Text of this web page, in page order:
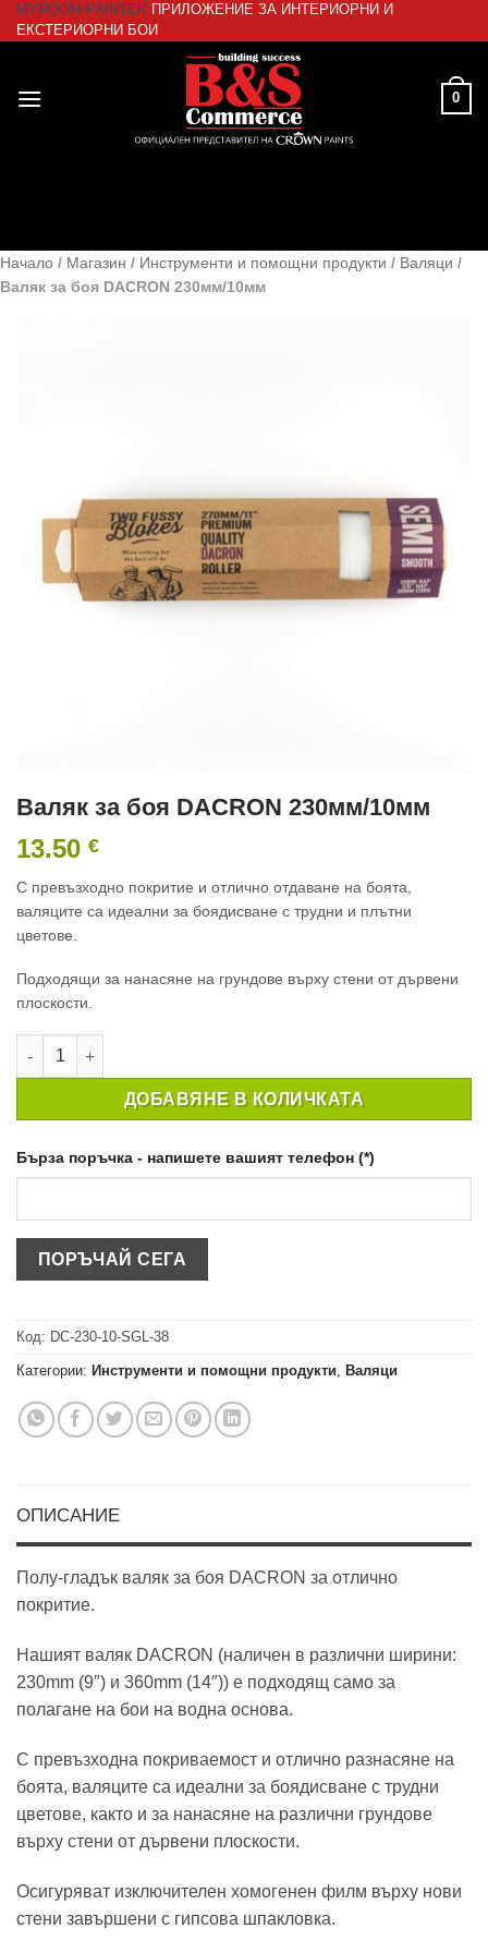
Skip
to
MYROOM-PAINTER ПРИЛОЖЕНИЕ ЗА ИНТЕРИОРНИ И
ЕКСТЕРИОРНИ БОИ
0
Начало / Магазин / Инструменти и помощни продукти / Валяци /
Валяк за боя DACRON 230мм/10мм
Валяк за боя DACRON 230мм/10мм
13.50 €
С превъзходно покритие и отлично отдаване на боята,
валяците са идеални за боядисване с трудни и плътни
цветове.
Подходящи за нанасяне на грундове върху стени от дървени
плоскости.
количество за Валяк за боя DACRON 230мм/10мм
ДОБАВЯНЕ В КОЛИЧКАТА
Бърза поръчка - напишете вашият телефон (*)
Код: DC-230-10-SGL-38
Категории: Инструменти и помощни продукти, Валяци
ОПИСАНИЕ
Полу-гладък валяк за боя DACRON за отлично
покритие.
Нашият валяк DACRON (наличен в различни ширини:
230mm (9″) и 360mm (14″)) е подходящ само за
полагане на бои на водна основа.
С превъзходна покриваемост и отлично разнасяне на
боята, валяците са идеални за боядисване с трудни
цветове, както и за нанасяне на различни грундове
върху стени от дървени плоскости.
Осигуряват изключителен хомогенен филм върху нови
стени завършени с гипсова шпакловка.